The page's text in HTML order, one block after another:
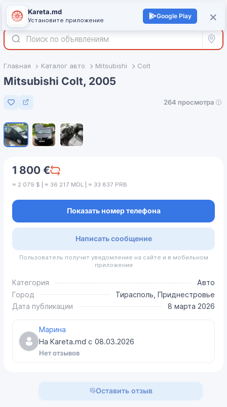
Войти +
Все
Главная Каталог авто Mitsubishi Colt
Mitsubishi Colt, 2005
Добавить в избранное
264 просмотра
1 800 €
≈ 2 079 $ | ≈ 36 217 MDL | ≈ 33 837 PRB
Показать номер телефона
Написать сообщение
Пользователь получит уведомление на сайте и в мобильном
приложении
Категория
Авто
Город
Тирасполь, Приднестровье
Дата публикации
8 марта 2026
Марина
На Kareta.md с 08.03.2026
Нет отзывов
Оставить отзыв
×
Kareta.md
Установите приложение
Google Play